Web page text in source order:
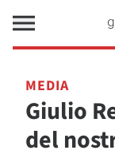
MEDIA
Giulio
del